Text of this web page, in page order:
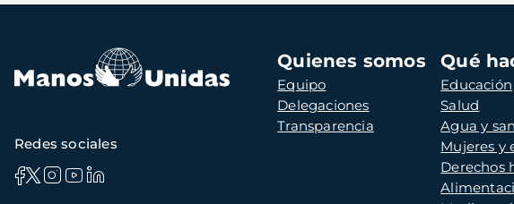
Navegación
principal
Quienes somos
Equipo
Delegaciones
Transparencia
Qué
Educación
Salud
Agua y
Mujeres y
Derechos
Redes sociales